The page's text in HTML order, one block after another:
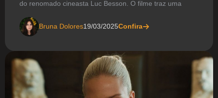
do renomado cineasta Luc Besson. O filme traz uma
Bruna Dolores19/03/2025Confira